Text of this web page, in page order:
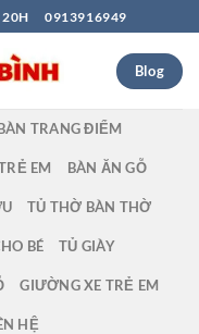
20H 0913916949
Blog
TRANG ĐIỂM
EM BÀN ĂN GỖ
TỦ THỜ BÀN THỜ
BÉ TỦ GIÀY
GIƯỜNG XE TRẺ EM
HỆ